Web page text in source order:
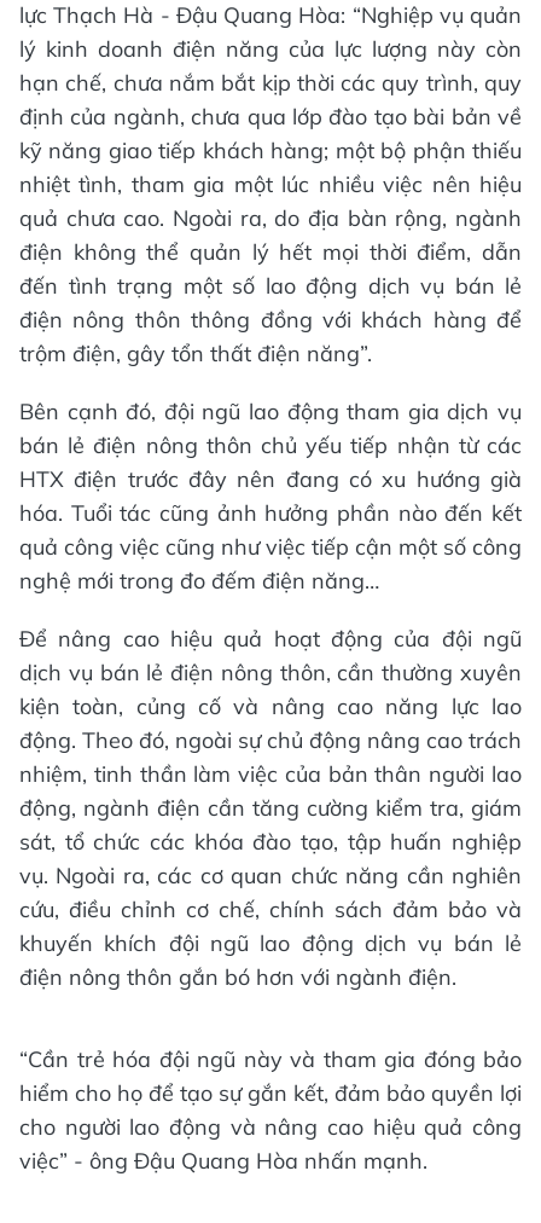
lực Thạch Hà - Đậu Quang Hòa: “Nghiệp vụ quản
lý kinh doanh điện năng của lực lượng này còn
hạn chế, chưa nắm bắt kịp thời các quy trình, quy
định của ngành, chưa qua lớp đào tạo bài bản về
kỹ năng giao tiếp khách hàng; một bộ phận thiếu
nhiệt tình, tham gia một lúc nhiều việc nên hiệu
quả chưa cao. Ngoài ra, do địa bàn rộng, ngành
điện không thể quản lý hết mọi thời điểm, dẫn
đến tình trạng một số lao động dịch vụ bán lẻ
điện nông thôn thông đồng với khách hàng để
trộm điện, gây tổn thất điện năng”.
Bên cạnh đó, đội ngũ lao động tham gia dịch vụ
bán lẻ điện nông thôn chủ yếu tiếp nhận từ các
HTX điện trước đây nên đang có xu hướng già
hóa. Tuổi tác cũng ảnh hưởng phần nào đến kết
quả công việc cũng như việc tiếp cận một số công
nghệ mới trong đo đếm điện năng…
Để nâng cao hiệu quả hoạt động của đội ngũ
dịch vụ bán lẻ điện nông thôn, cần thường xuyên
kiện toàn, củng cố và nâng cao năng lực lao
động. Theo đó, ngoài sự chủ động nâng cao trách
nhiệm, tinh thần làm việc của bản thân người lao
động, ngành điện cần tăng cường kiểm tra, giám
sát, tổ chức các khóa đào tạo, tập huấn nghiệp
vụ. Ngoài ra, các cơ quan chức năng cần nghiên
cứu, điều chỉnh cơ chế, chính sách đảm bảo và
khuyến khích đội ngũ lao động dịch vụ bán lẻ
điện nông thôn gắn bó hơn với ngành điện.
“Cần trẻ hóa đội ngũ này và tham gia đóng bảo
hiểm cho họ để tạo sự gắn kết, đảm bảo quyền lợi
cho người lao động và nâng cao hiệu quả công
việc” - ông Đậu Quang Hòa nhấn mạnh.